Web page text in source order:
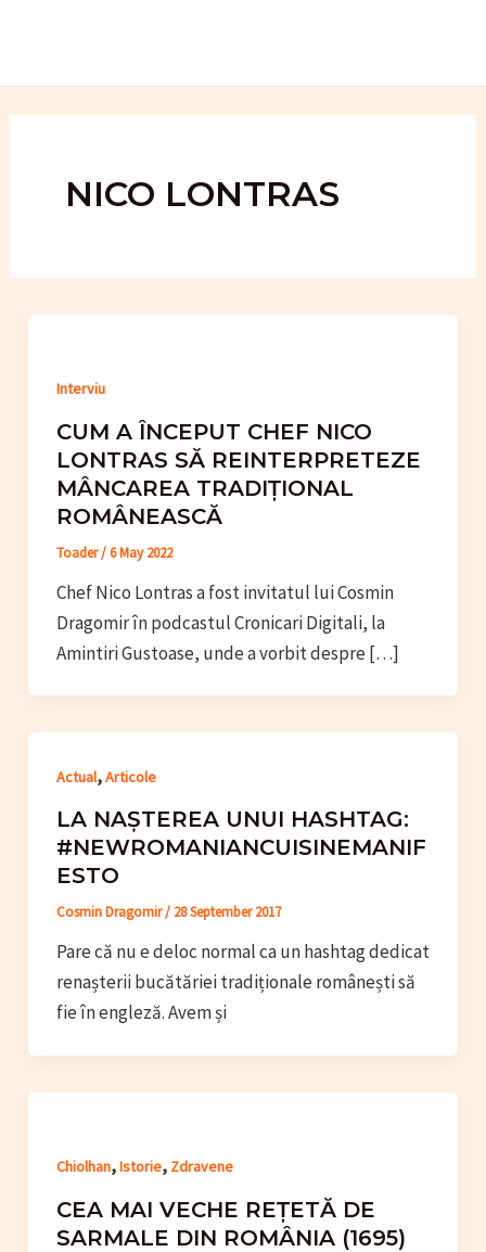
NICO LONTRAS
Interviu
CUM A ÎNCEPUT CHEF NICO
LONTRAS SĂ REINTERPRETEZE
MÂNCAREA TRADIȚIONAL
ROMÂNEASCĂ
Toader/6 May 2022
Chef Nico Lontras a fost invitatul lui Cosmin
Dragomir în podcastul Cronicari Digitali, la
Amintiri Gustoase, unde a vorbit despre […]
Actual,Articole
LA NAȘTEREA UNUI HASHTAG:
#NEWROMANIANCUISINEMANIF
ESTO
Cosmin Dragomir/ 28 September 2017
Pare că nu e deloc normal ca un hashtag dedicat
renașterii bucătăriei tradiționale românești să
fie în engleză. Avem și
Chiolhan,Istorie, Zdravene
CEA MAI VECHE REȚETĂ DE
SARMALE DIN ROMÂNIA (1695)